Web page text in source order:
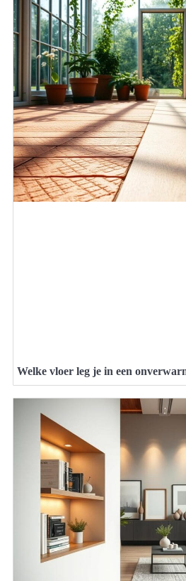
Welke vloer leg je in een